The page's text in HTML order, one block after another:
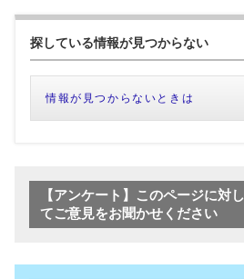
探している情報が見つからない
情報が見つからないときは
【アンケート】このページに対し
てご意見をお聞かせください